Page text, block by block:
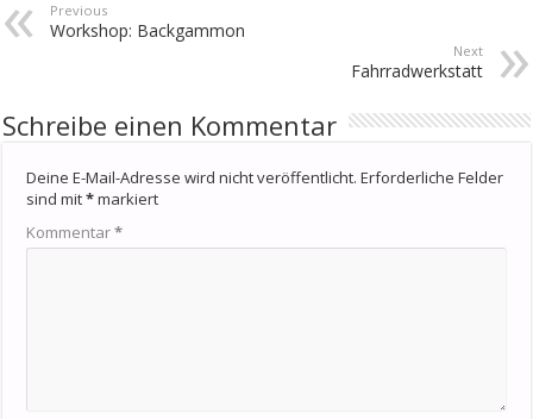
Previous
Workshop: Backgammon
Next
Fahrradwerkstatt
Schreibe einen Kommentar
Deine E-Mail-Adresse wird nicht veröffentlicht. Erforderliche Felder
sind mit*markiert
Kommentar*